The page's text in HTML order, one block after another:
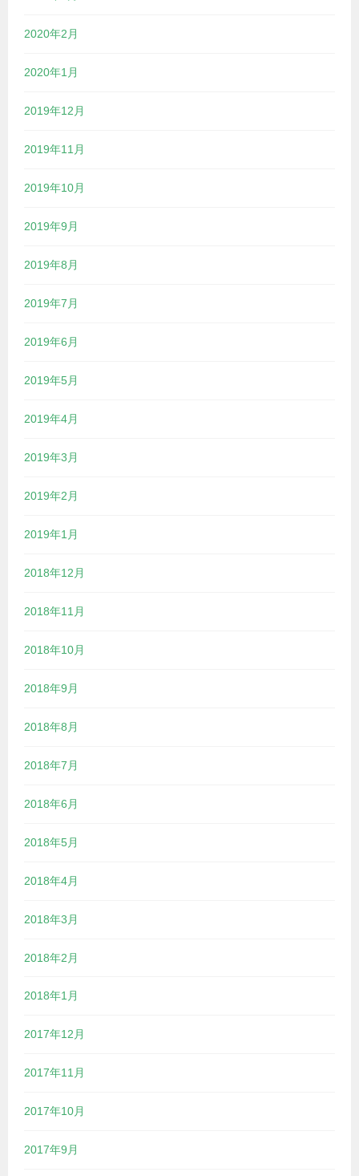
2020年2月
2020年1月
2019年12月
2019年11月
2019年10月
2019年9月
2019年8月
2019年7月
2019年6月
2019年5月
2019年4月
2019年3月
2019年2月
2019年1月
2018年12月
2018年11月
2018年10月
2018年9月
2018年8月
2018年7月
2018年6月
2018年5月
2018年4月
2018年3月
2018年2月
2018年1月
2017年12月
2017年11月
2017年10月
2017年9月